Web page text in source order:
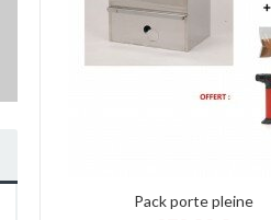
Pack porte pleine